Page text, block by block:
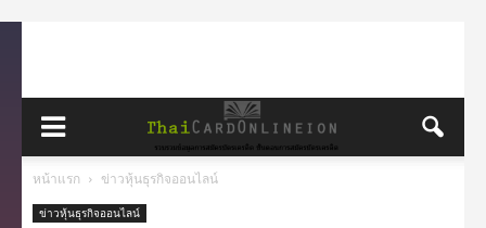
หน้าแรก ข่าวหุ้นธุรกิจออนไลน์
ข่าวหุ้นธุรกิจออนไลน์